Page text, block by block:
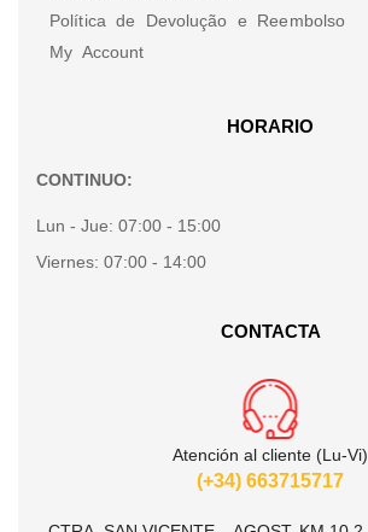
Política de Devolução e Reembolso
My Account
HORARIO
CONTINUO:
Lun - Jue: 07:00 - 15:00
Viernes: 07:00 - 14:00
CONTACTA
Atención al cliente (Lu-Vi)
(+34) 663715717